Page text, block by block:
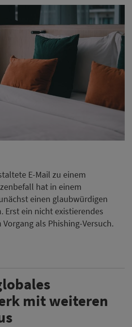
E-Mail zu einem
hat in einem
einen glaubwürdigen
Erst ein nicht existierendes
als Phishing-Versuch.
mit weiteren